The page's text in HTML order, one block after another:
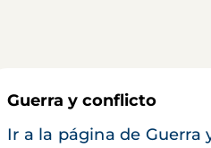
Guerra y conflicto
Ir a la página de Guerra